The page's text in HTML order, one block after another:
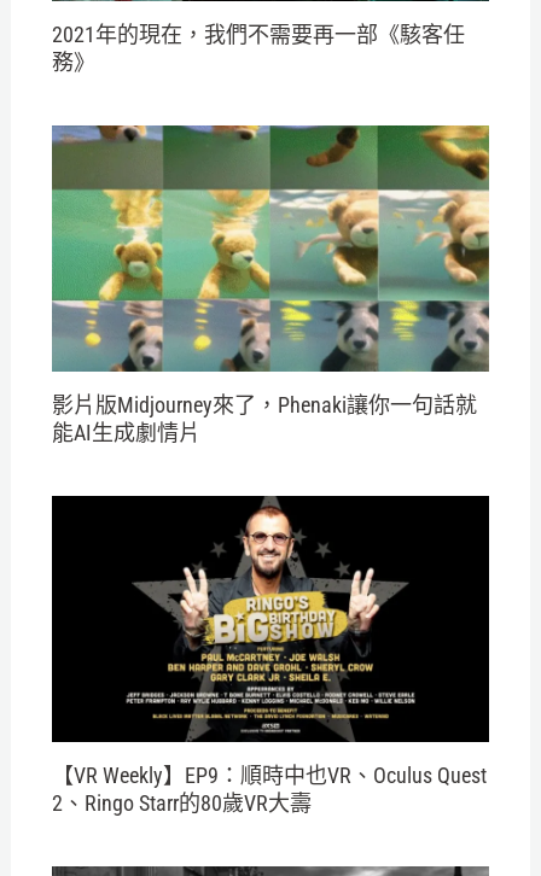
2021年的現在，我們不需要再一部《駭客任
務》
影片版Midjourney來了，Phenaki讓你一句話就
能AI生成劇情片
【VR Weekly】EP9：順時中也VR、Oculus Quest
2、Ringo Starr的80歲VR大壽